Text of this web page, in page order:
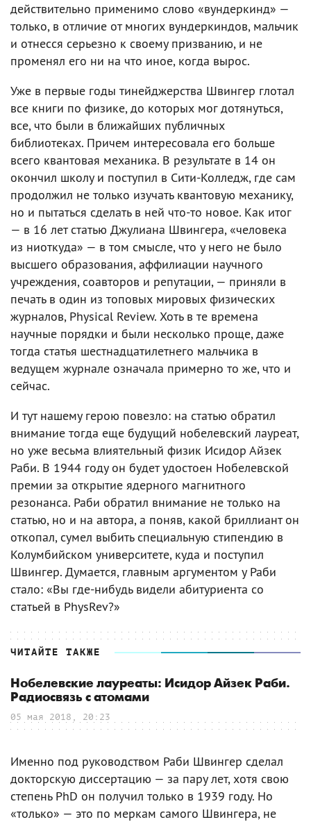
действительно применимо слово «вундеркинд» —
только, в отличие от многих вундеркиндов, мальчик
и отнесся серьезно к своему призванию, и не
променял его ни на что иное, когда вырос.
Уже в первые годы тинейджерства Швингер глотал
все книги по физике, до которых мог дотянуться,
все, что были в ближайших публичных
библиотеках. Причем интересовала его больше
всего квантовая механика. В результате в 14 он
окончил школу и поступил в Сити-Колледж, где сам
продолжил не только изучать квантовую механику,
но и пытаться сделать в ней что-то новое. Как итог
— в 16 лет статью Джулиана Швингера, «человека
из ниоткуда» — в том смысле, что у него не было
высшего образования, аффилиации научного
учреждения, соавторов и репутации, — приняли в
печать в один из топовых мировых физических
журналов, Physical Review. Хоть в те времена
научные порядки и были несколько проще, даже
тогда статья шестнадцатилетнего мальчика в
ведущем журнале означала примерно то же, что и
сейчас.
И тут нашему герою повезло: на статью обратил
внимание тогда еще будущий нобелевский лауреат,
но уже весьма влиятельный физик Исидор Айзек
Раби. В 1944 году он будет удостоен Нобелевской
премии за открытие ядерного магнитного
резонанса. Раби обратил внимание не только на
статью, но и на автора, а поняв, какой бриллиант он
откопал, сумел выбить специальную стипендию в
Колумбийском университете, куда и поступил
Швингер. Думается, главным аргументом у Раби
стало: «Вы где-нибудь видели абитуриента со
статьей в PhysRev?»
ЧИТАЙТЕ ТАКЖЕ
Нобелевские лауреаты: Исидор Айзек Раби.
Радиосвязь с атомами
05 мая 2018, 20:23
Именно под руководством Раби Швингер сделал
докторскую диссертацию — за пару лет, хотя свою
степень PhD он получил только в 1939 году. Но
«только» — это по меркам самого Швингера, не